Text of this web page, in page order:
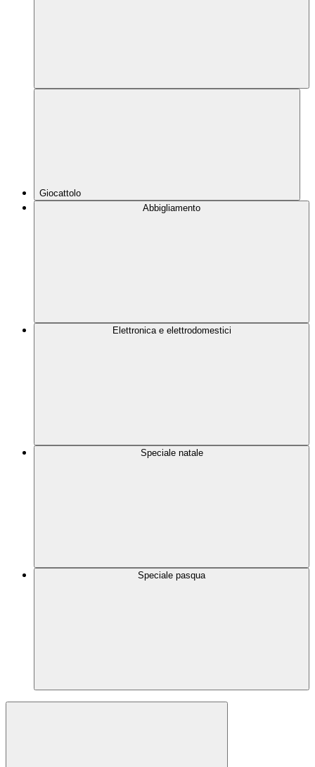
Giocattolo
Abbigliamento
Elettronica e elettrodomestici
Speciale natale
Speciale pasqua